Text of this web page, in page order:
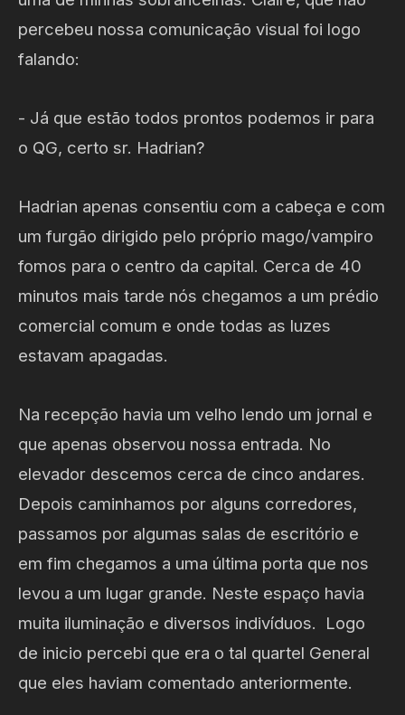
percebeu nossa comunicação visual foi logo
falando:
- Já que estão todos prontos podemos ir para
o QG, certo sr. Hadrian?
Hadrian apenas consentiu com a cabeça e com
um furgão dirigido pelo próprio mago/vampiro
fomos para o centro da capital. Cerca de 40
minutos mais tarde nós chegamos a um prédio
comercial comum e onde todas as luzes
estavam apagadas.
Na recepção havia um velho lendo um jornal e
que apenas observou nossa entrada. No
elevador descemos cerca de cinco andares.
Depois caminhamos por alguns corredores,
passamos por algumas salas de escritório e
em fim chegamos a uma última porta que nos
levou a um lugar grande. Neste espaço havia
muita iluminação e diversos indivíduos. Logo
de inicio percebi que era o tal quartel General
que eles haviam comentado anteriormente.